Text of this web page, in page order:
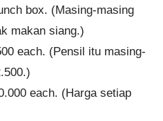
box. (Masing-masing
makan siang.)
each. (Pensil itu masing-
each. (Harga setiap